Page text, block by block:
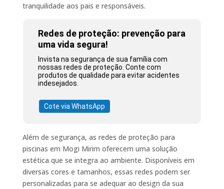
tranquilidade aos pais e responsáveis.
Redes de proteção: prevenção para
uma vida segura!
Invista na segurança de sua família com
nossas redes de proteção. Conte com
produtos de qualidade para evitar acidentes
indesejados.
Cote via WhatsApp
Além de segurança, as redes de proteção para
piscinas em Mogi Mirim oferecem uma solução
estética que se integra ao ambiente. Disponíveis em
diversas cores e tamanhos, essas redes podem ser
personalizadas para se adequar ao design da sua